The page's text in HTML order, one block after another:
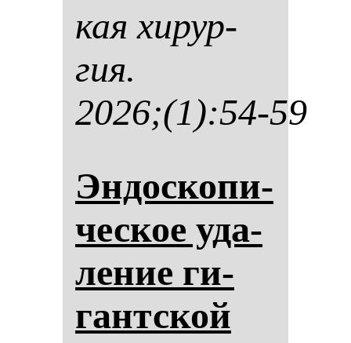
кая хи­рур­
гия.
2026;(1):54-59
Эн­дос­ко­пи­
чес­кое уда­
ле­ние ги­
гантской